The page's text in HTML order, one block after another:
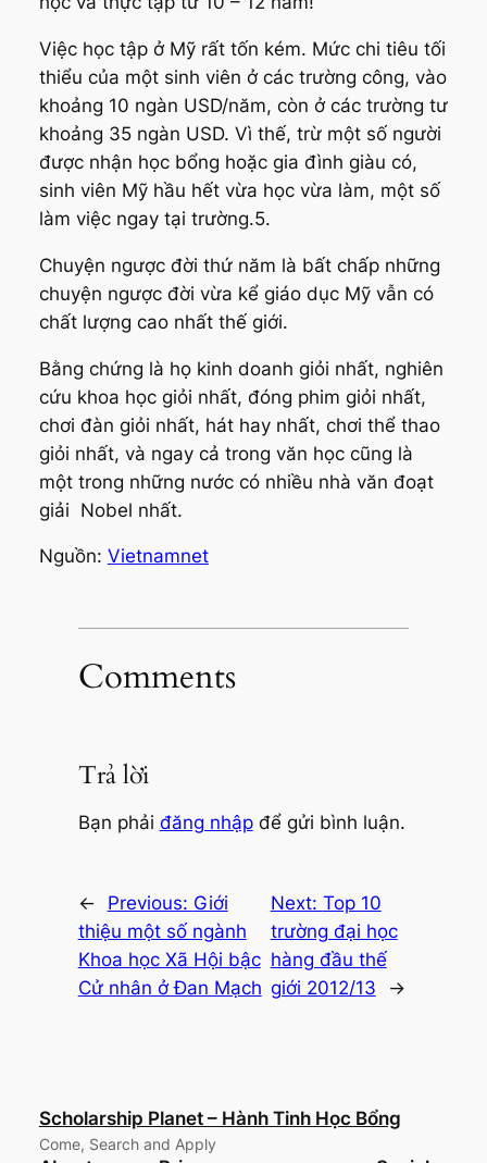
Việc học tập ở Mỹ rất tốn kém. Mức chi tiêu tối
thiểu của một sinh viên ở các trường công, vào
khoảng 10 ngàn USD/năm, còn ở các trường tư
khoảng 35 ngàn USD. Vì thế, trừ một số người
được nhận học bổng hoặc gia đình giàu có,
sinh viên Mỹ hầu hết vừa học vừa làm, một số
làm việc ngay tại trường.5.
Chuyện ngược đời thứ năm là bất chấp những
chuyện ngược đời vừa kể giáo dục Mỹ vẫn có
chất lượng cao nhất thế giới.
Bằng chứng là họ kinh doanh giỏi nhất, nghiên
cứu khoa học giỏi nhất, đóng phim giỏi nhất,
chơi đàn giỏi nhất, hát hay nhất, chơi thể thao
giỏi nhất, và ngay cả trong văn học cũng là
một trong những nước có nhiều nhà văn đoạt
giải Nobel nhất.
Nguồn: Vietnamnet
Comments
Trả lời
Bạn phải đăng nhậpđể gửi bình luận.
← Previous: Giới
thiệu một số ngành
Khoa học Xã Hội bậc
Cử nhân ở Đan Mạch
Next: Top 10
trường đại học
hàng đầu thế
giới 2012/13
→
Scholarship Planet – Hành Tinh Học Bổng
Come, Search and Apply